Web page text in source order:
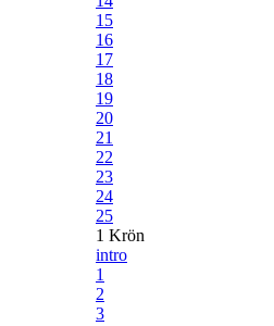
15
16
17
18
19
20
21
22
23
24
25
1 Krön
intro
1
2
3